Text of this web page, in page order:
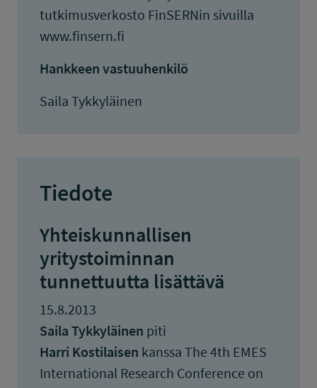
tutkimusverkosto FinSERNin sivuilla
www.finsern.fi
Hankkeen vastuuhenkilö
Saila Tykkyläinen
Tiedote
Yhteiskunnallisen
yritystoiminnan
tunnettuutta lisättävä
15.8.2013
Saila Tykkyläinen piti
Harri Kostilaisen kanssa The 4th EMES
International Research Conference on